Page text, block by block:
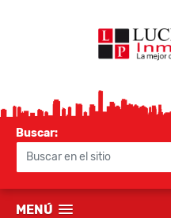
Buscar:
MENÚ